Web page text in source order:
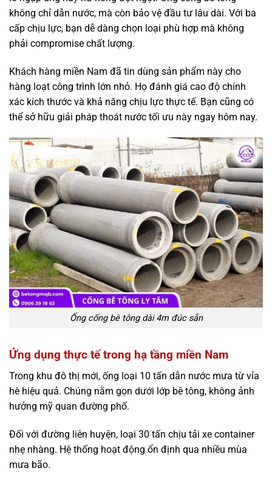
không chỉ dẫn nước, mà còn bảo vệ đầu tư lâu dài. Với ba
cấp chịu lực, bạn dễ dàng chọn loại phù hợp mà không
phải compromise chất lượng.
Khách hàng miền Nam đã tin dùng sản phẩm này cho
hàng loạt công trình lớn nhỏ. Họ đánh giá cao độ chính
xác kích thước và khả năng chịu lực thực tế. Bạn cũng có
thể sở hữu giải pháp thoát nước tối ưu này ngay hôm nay.
Ống cống bê tông dài 4m đúc sẵn
Ứng dụng thực tế trong hạ tầng miền Nam
Trong khu đô thị mới, ống loại 10 tấn dẫn nước mưa từ vỉa
hè hiệu quả. Chúng nằm gọn dưới lớp bê tông, không ảnh
hưởng mỹ quan đường phố.
Đối với đường liên huyện, loại 30 tấn chịu tải xe container
nhẹ nhàng. Hệ thống hoạt động ổn định qua nhiều mùa
mưa bão.